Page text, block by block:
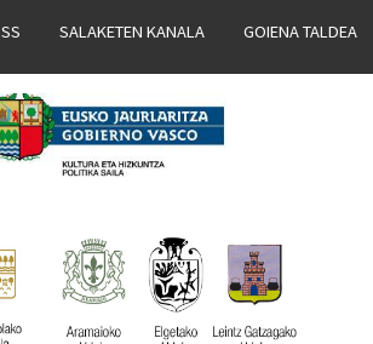
SALAKETEN KANALA GOIENA TALDEA